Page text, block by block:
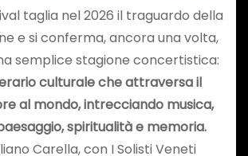
taglia nel 2026 il traguardo della
e si conferma, ancora una volta,
semplice stagione concertistica:
culturale che attraversa il
al mondo, intrecciando musica,
spiritualità e memoria.
Carella, con I Solisti Veneti